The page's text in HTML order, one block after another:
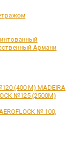
Армани
(400 М) MADEIRA
№125 (2500М)
№ 100,